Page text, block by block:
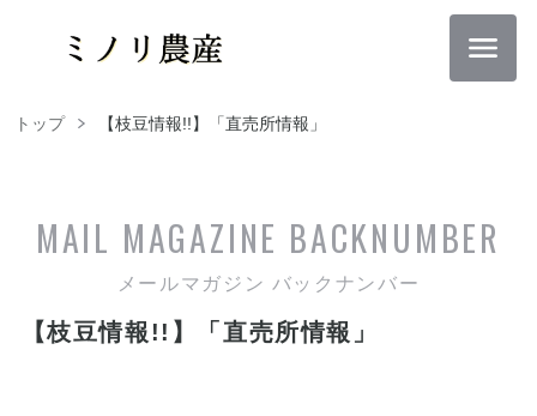
トップ 【枝豆情報!!】「直売所情報」
MAIL MAGAZINE BACKNUMBER
メールマガジン バックナンバー
【枝豆情報!!】「直売所情報」